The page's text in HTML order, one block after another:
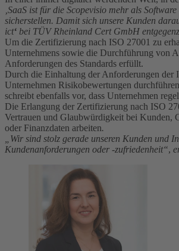
‚SaaS ist für die Scopevisio mehr als
sicherstellen. Damit sich unsere Kunden
ict‘ bei TÜV Rheinland Cert GmbH
Um die Zertifizierung nach ISO 27001 zu
Unternehmens sowie die Durchführung von
Anforderungen des Standards erfüllt.
Durch die Einhaltung der Anforderungen der
Unternehmen Risikobewertungen
schreibt ebenfalls vor, dass Unternehmen
Die Erlangung der Zertifizierung nach ISO
Vertrauen und Glaubwürdigkeit bei Kunden,
oder Finanzdaten arbeiten.
„Wir sind stolz gerade unseren Kunden und
Kundenanforderungen oder -zufriedenheit“,